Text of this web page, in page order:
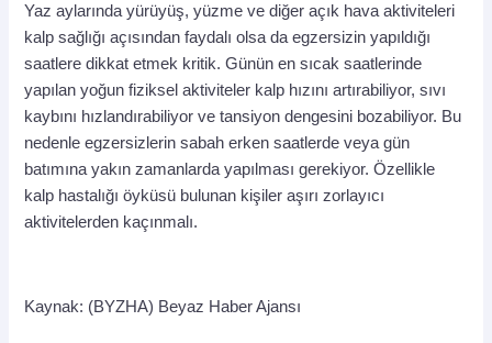
Yaz aylarında yürüyüş, yüzme ve diğer açık hava aktiviteleri
kalp sağlığı açısından faydalı olsa da egzersizin yapıldığı
saatlere dikkat etmek kritik. Günün en sıcak saatlerinde
yapılan yoğun fiziksel aktiviteler kalp hızını artırabiliyor, sıvı
kaybını hızlandırabiliyor ve tansiyon dengesini bozabiliyor. Bu
nedenle egzersizlerin sabah erken saatlerde veya gün
batımına yakın zamanlarda yapılması gerekiyor. Özellikle
kalp hastalığı öyküsü bulunan kişiler aşırı zorlayıcı
aktivitelerden kaçınmalı.
Kaynak: (BYZHA) Beyaz Haber Ajansı